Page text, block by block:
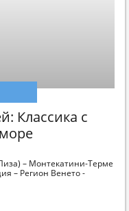
Классика с
– Монтекатини-Терме
– Регион Венето -